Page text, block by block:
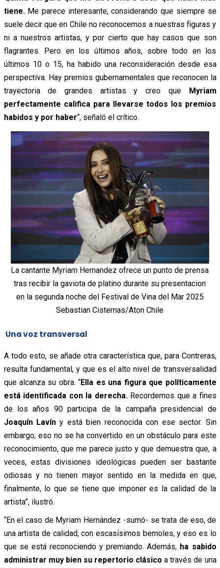
tiene.Me parece interesante, considerando que siempre se
suele decir que en Chile no reconocemos a nuestras figuras y
ni a nuestros artistas, y por cierto que hay casos que son
flagrantes. Pero en los últimos años, sobre todo en los
últimos 10 o 15, ha habido una reconsideración desde esa
perspectiva. Hay premios gubernamentales que reconocen la
trayectoria de grandes artistas y creo que
Myriam
perfectamente califica para llevarse todos los premios
habidos y por haber“, señaló el crítico.
La cantante Myriam Hernandez ofrece un punto de prensa
tras recibir la gaviota de platino durante su presentacion
en la segunda noche del Festival de Vina del Mar 2025
Sebastian Cisternas/Aton Chile
Una voz transversal
A todo esto, se añade otra característica que, para Contreras,
resulta fundamental, y que es el alto nivel de transversalidad
que alcanza su obra. “Ella es una figura que políticamente
está identificada con la derecha.Recordemos que a fines
de los años 90 participa de la campaña presidencial de
Joaquín Lavíny está bien reconocida con ese sector. Sin
embargo, eso no se ha convertido en un obstáculo para este
reconocimiento, que me parece justo y que demuestra que, a
veces, estas divisiones ideológicas pueden ser bastante
odiosas y no tienen mayor sentido en la medida en que,
finalmente, lo que se tiene que imponer es la calidad de la
artista”, ilustró.
“En el caso de Myriam Hernández -sumó- se trata de eso, de
una artista de calidad, con escasísimos bemoles, y eso es lo
que se está reconociendo y premiando. Además, ha sabido
administrar muy bien su repertorio clásico a través de una